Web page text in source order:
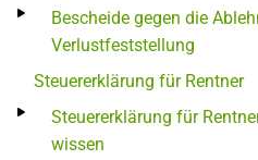
Bescheide gegen die
Verlustfeststellung
Steuererklärung für Rentner
Steuererklärung für
wissen